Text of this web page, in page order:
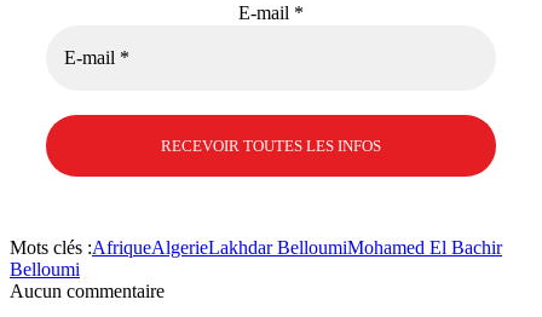
E-mail *
Mots clés :AfriqueAlgerieLakhdar BelloumiMohamed El Bachir
Belloumi
Aucun commentaire